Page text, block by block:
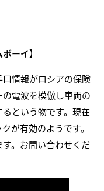
ボーイ】
情報がロシアの保険
電波を模倣し車両の
という物です。現在
が有効のようです。
。お問い合わせくだ